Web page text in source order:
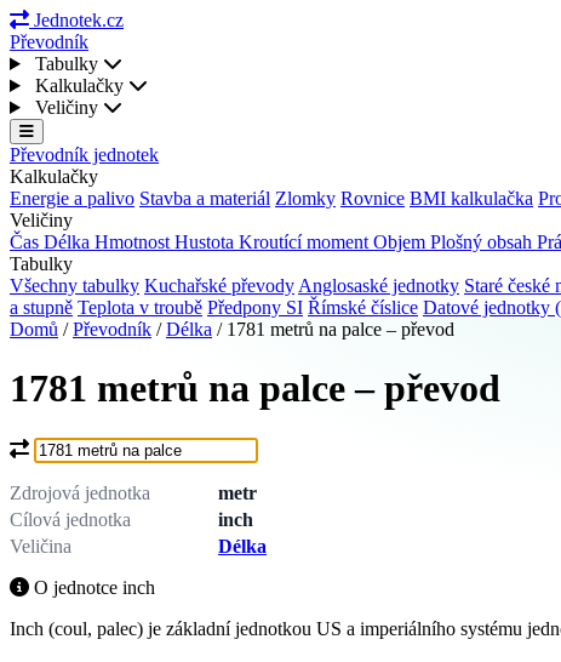
Jednotek.cz
Převodník
Tabulky
Kalkulačky
Veličiny
Převodník jednotek
Kalkulačky
Energie a palivo Stavba a materiál Zlomky Rovnice BMI kalkulačka
Veličiny
Čas Délka Hmotnost Hustota Kroutící moment Objem Plošný obsah
Tabulky
Všechny tabulky Kuchařské převody Anglosaské jednotky Staré české
a stupně Teplota v troubě Předpony SI Římské číslice Datové jednotky
Domů / Převodník / Délka / 1781 metrů na palce – převod
1781 metrů na palce – převod
Co chcete převést?
Zdrojová jednotka
metr
Cílová jednotka
inch
Veličina
Délka
O jednotce inch
Inch (coul, palec) je základní jednotkou US a imperiálního systému